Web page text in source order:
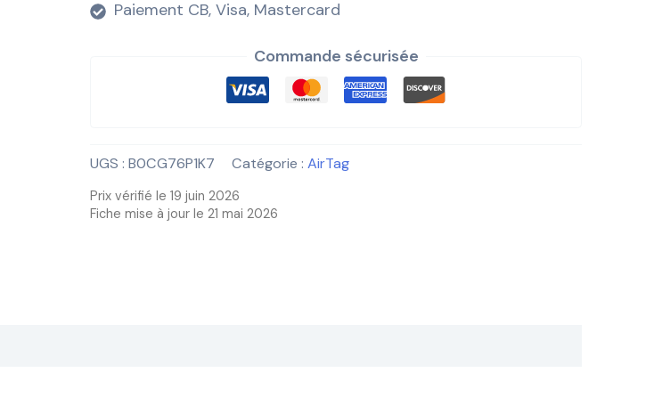
Paiement CB, Visa, Mastercard
Commande sécurisée
UGS : B0CG76P1K7 Catégorie : AirTag
Prix vérifié le 19 juin 2026
Fiche mise à jour le 21 mai 2026